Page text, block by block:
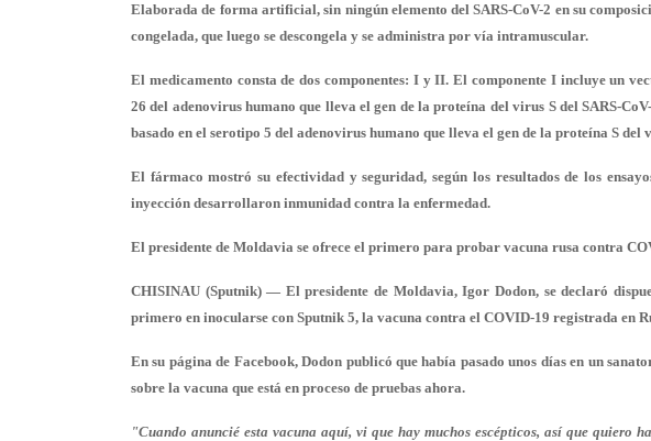
Elaborada de forma artificial,sin ningún elemento del SARS-CoV-2 en su
congelada, que luego se descongela y se administra por vía intramuscular.
El medicamento consta de dos componentes: I y II. El componente I incluye un
26 del adenovirus humano que lleva el gen de la proteína del virus S del SARS-
basado en el serotipo 5 del adenovirus humano que lleva el gen de la proteína S del
El fármaco mostró su efectividad y seguridad, según los resultados de los
inyección desarrollaron inmunidad contra la enfermedad.
El presidente de Moldavia se ofrece el primero para probar vacuna rusa contra
CHISINAU (Sputnik) — El presidente de Moldavia, Igor Dodon, se declaró
primero en inocularse con Sputnik 5, la vacuna contra el COVID-19 registrada en
En su página de Facebook, Dodon publicó que había pasado unos días en un
sobre la vacuna que está en proceso de pruebas ahora.
"Cuando anuncié esta vacuna aquí, vi que hay muchos escépticos, así que quiero